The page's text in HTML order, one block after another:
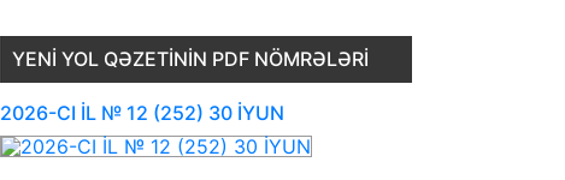
YENI YOL QƏZETININ PDF NÖMRƏLƏRI
2026-CI İL № 12 (252) 30 İYUN